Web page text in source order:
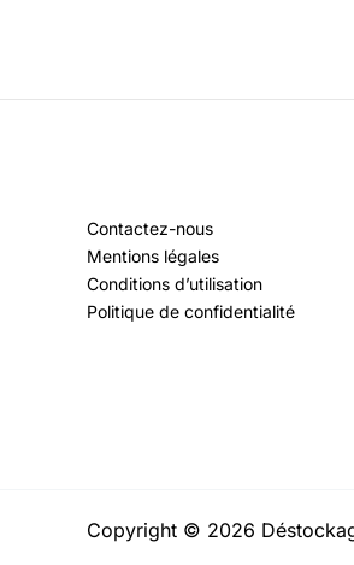
Contactez-nous
Mentions légales
Conditions d’utilisation
Politique de confidentialité
Copyright © 2026